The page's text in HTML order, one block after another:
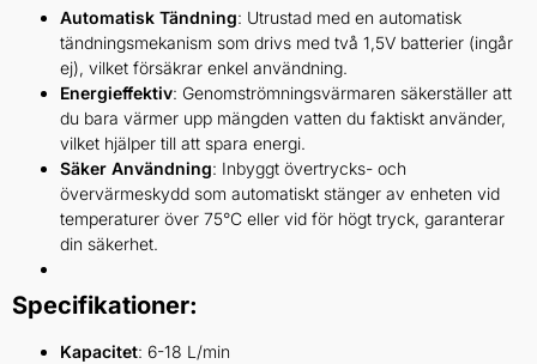
Automatisk Tändning: Utrustad med en automatisk
tändningsmekanism som drivs med två 1,5V batterier (ingår
ej), vilket försäkrar enkel användning.
Energieffektiv: Genomströmningsvärmaren säkerställer att
du bara värmer upp mängden vatten du faktiskt använder,
vilket hjälper till att spara energi.
Säker Användning: Inbyggt övertrycks- och
övervärmeskydd som automatiskt stänger av enheten vid
temperaturer över 75°C eller vid för högt tryck, garanterar
din säkerhet.
Specifikationer:
Kapacitet: 6-18 L/min